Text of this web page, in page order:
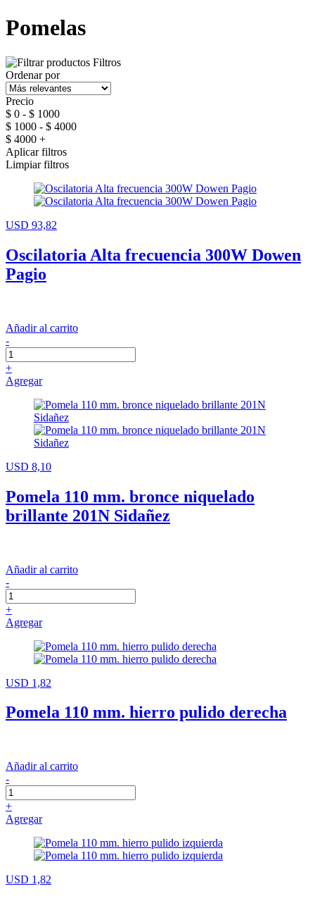
Pomelas
Filtros
Ordenar por
Precio
$ 0 - $ 1000
$ 1000 - $ 4000
$ 4000 +
Aplicar filtros
Limpiar filtros
USD 93,82
Oscilatoria Alta frecuencia 300W Dowen
Pagio
Añadir al carrito
-
+
Agregar
USD 8,10
Pomela 110 mm. bronce niquelado
brillante 201N Sidañez
Añadir al carrito
-
+
Agregar
USD 1,82
Pomela 110 mm. hierro pulido derecha
Añadir al carrito
-
+
Agregar
USD 1,82